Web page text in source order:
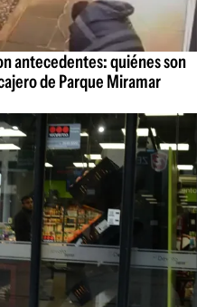
antecedentes: quiénes son
de Parque Miramar